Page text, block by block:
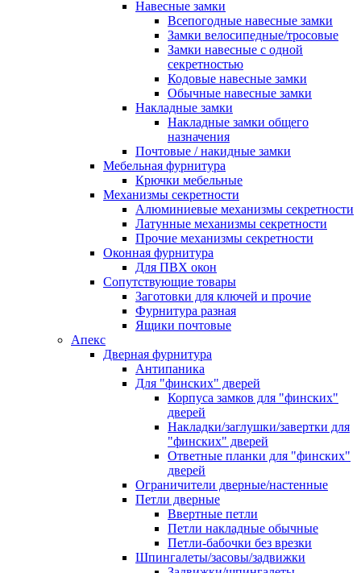
Навесные замки
Всепогодные навесные замки
Замки велосипедные/тросовые
Замки навесные с одной
секретностью
Кодовые навесные замки
Обычные навесные замки
Накладные замки
Накладные замки общего
назначения
Почтовые / накидные замки
Мебельная фурнитура
Крючки мебельные
Механизмы секретности
Алюминиевые механизмы секретности
Латунные механизмы секретности
Прочие механизмы секретности
Оконная фурнитура
Для ПВХ окон
Сопутствующие товары
Заготовки для ключей и прочие
Фурнитура разная
Ящики почтовые
Апекс
Дверная фурнитура
Антипаника
Для "финских" дверей
Корпуса замков для "финских"
дверей
Накладки/заглушки/завертки для
"финских" дверей
Ответные планки для "финских"
дверей
Ограничители дверные/настенные
Петли дверные
Ввертные петли
Петли накладные обычные
Петли-бабочки без врезки
Шпингалеты/засовы/задвижки